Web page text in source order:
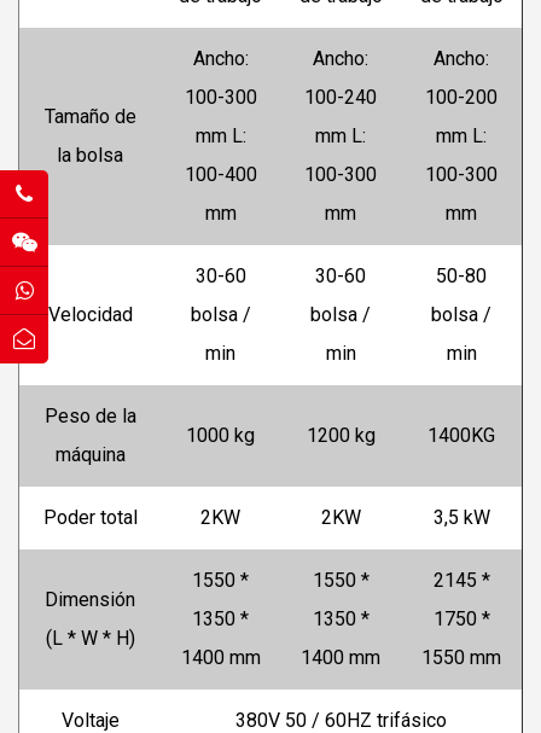
Tamaño de
la bolsa
Ancho:
100-300
mm L:
100-400
mm
Ancho:
100-240
mm L:
100-300
mm
Ancho:
100-200
mm L:
100-300
mm
Velocidad
30-60
bolsa /
min
30-60
bolsa /
min
50-80
bolsa /
min
Peso de la
máquina
1000 kg 1200 kg 1400KG
Poder total 2KW 2KW 3,5 kW
Dimensión
(L * W * H)
1550 *
1350 *
1400 mm
1550 *
1350 *
1400 mm
2145 *
1750 *
1550 mm
Voltaje 380V 50 / 60HZ trifásico